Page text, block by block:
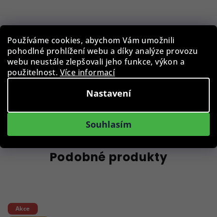
Používáme cookies, abychom Vám umožnili
pohodlné prohlížení webu a díky analýze provozu
webu neustále zlepšovali jeho funkce, výkon a
použitelnost. Více informací
Nastavení
Souhlasím
129 Kč
Skladem
Podobné produkty
Akce